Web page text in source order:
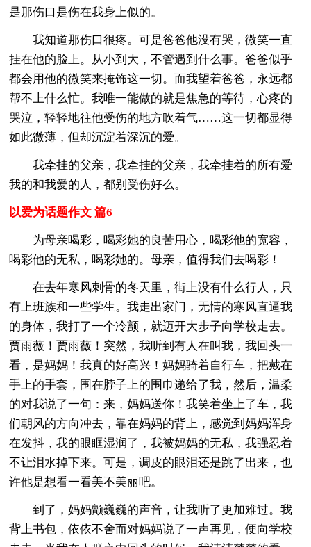
是那伤口是伤在我身上似的。
我知道那伤口很疼。可是爸爸他没有哭，微笑一直
挂在他的脸上。从小到大，不管遇到什么事。爸爸似乎
都会用他的微笑来掩饰这一切。而我望着爸爸，永远都
帮不上什么忙。我唯一能做的就是焦急的等待，心疼的
哭泣，轻轻地往他受伤的地方吹着气……这一切都显得
如此微薄，但却沉淀着深沉的爱。
我牵挂的父亲，我牵挂的父亲，我牵挂着的所有爱
我的和我爱的人，都别受伤好么。
以爱为话题作文 篇6
为母亲喝彩，喝彩她的良苦用心，喝彩他的宽容，
喝彩他的无私，喝彩她的。母亲，值得我们去喝彩！
在去年寒风刺骨的冬天里，街上没有什么行人，只
有上班族和一些学生。我走出家门，无情的寒风直逼我
的身体，我打了一个冷颤，就迈开大步子向学校走去。
贾雨薇！贾雨薇！突然，我听到有人在叫我，我回头一
看，是妈妈！我真的好高兴！妈妈骑着自行车，把戴在
手上的手套，围在脖子上的围巾递给了我，然后，温柔
的对我说了一句：来，妈妈送你！我笑着坐上了车，我
们朝风的方向冲去，靠在妈妈的背上，感觉到妈妈浑身
在发抖，我的眼眶湿润了，我被妈妈的无私，我强忍着
不让泪水掉下来。可是，调皮的眼泪还是跳了出来，也
许他是想看一看美不美丽吧。
到了，妈妈颤巍巍的声音，让我听了更加难过。我
背上书包，依依不舍而对妈妈说了一声再见，便向学校